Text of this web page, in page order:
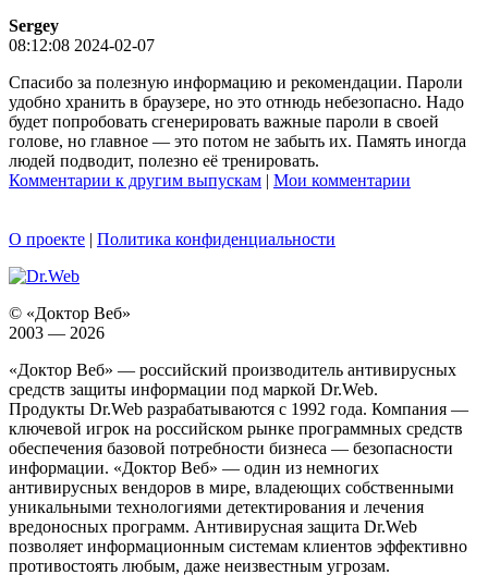
Sergey
08:12:08 2024-02-07
Спасибо за полезную информацию и рекомендации. Пароли
удобно хранить в браузере, но это отнюдь небезопасно. Надо
будет попробовать сгенерировать важные пароли в своей
голове, но главное — это потом не забыть их. Память иногда
людей подводит, полезно её тренировать.
Комментарии к другим выпускам | Мои комментарии
О проекте | Политика конфиденциальности
© «Доктор Веб»
2003 — 2026
«Доктор Веб» — российский производитель антивирусных
средств защиты информации под маркой Dr.Web.
Продукты Dr.Web разрабатываются с 1992 года. Компания —
ключевой игрок на российском рынке программных средств
обеспечения базовой потребности бизнеса — безопасности
информации. «Доктор Веб» — один из немногих
антивирусных вендоров в мире, владеющих собственными
уникальными технологиями детектирования и лечения
вредоносных программ. Антивирусная защита Dr.Web
позволяет информационным системам клиентов эффективно
противостоять любым, даже неизвестным угрозам.